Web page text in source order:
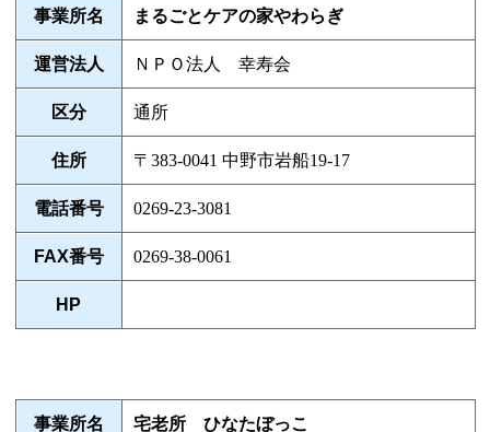
事業所名 まるごとケアの家やわらぎ
運営法人 ＮＰＯ法人 幸寿会
区分 通所
住所 〒383-0041 中野市岩船19-17
電話番号 0269-23-3081
FAX番号 0269-38-0061
HP
事業所名 宅老所 ひなたぼっこ